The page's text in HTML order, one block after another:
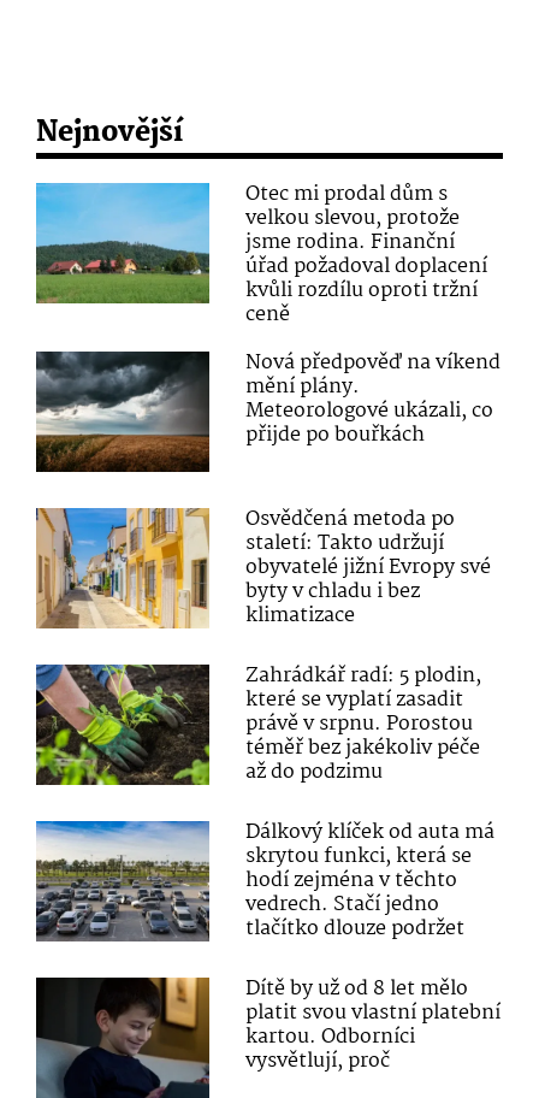
Nejnovější
Otec mi prodal dům s
velkou slevou, protože
jsme rodina. Finanční
úřad požadoval doplacení
kvůli rozdílu oproti tržní
ceně
Nová předpověď na víkend
mění plány.
Meteorologové ukázali, co
přijde po bouřkách
Osvědčená metoda po
staletí: Takto udržují
obyvatelé jižní Evropy své
byty v chladu i bez
klimatizace
Zahrádkář radí: 5 plodin,
které se vyplatí zasadit
právě v srpnu. Porostou
téměř bez jakékoliv péče
až do podzimu
Dálkový klíček od auta má
skrytou funkci, která se
hodí zejména v těchto
vedrech. Stačí jedno
tlačítko dlouze podržet
Dítě by už od 8 let mělo
platit svou vlastní platební
kartou. Odborníci
vysvětlují, proč